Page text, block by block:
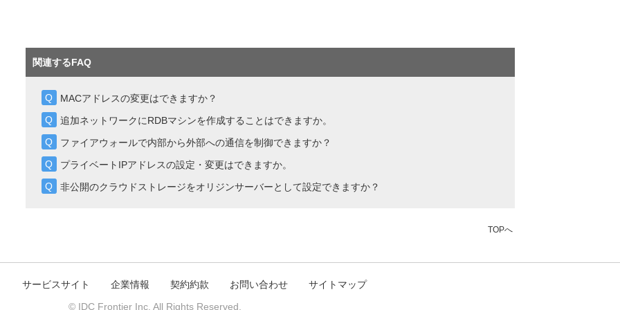
関連するFAQ
MACアドレスの変更はできますか？
追加ネットワークにRDBマシンを作成することはできますか。
ファイアウォールで内部から外部への通信を制御できますか？
プライベートIPアドレスの設定・変更はできますか。
非公開のクラウドストレージをオリジンサーバーとして設定できますか？
TOPへ
サービスサイト 企業情報 契約約款 お問い合わせ
サイトマップ
© IDC Frontier Inc. All Rights Reserved.